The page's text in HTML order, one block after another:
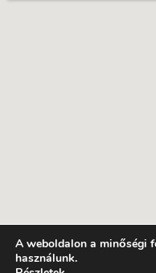
A weboldalon a minőségi
használunk.